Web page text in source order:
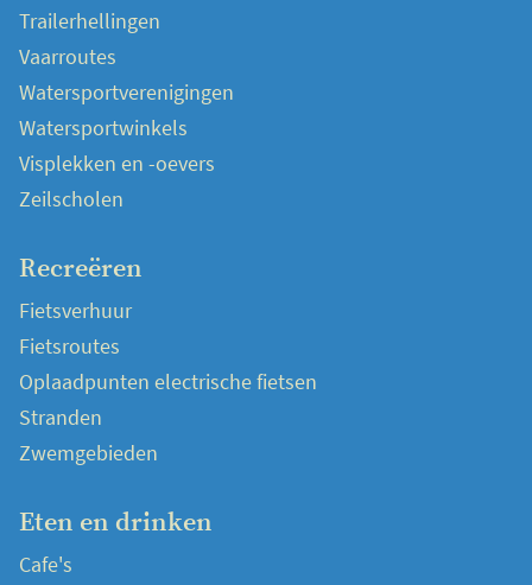
Trailerhellingen
Vaarroutes
Watersportverenigingen
Watersportwinkels
Visplekken en -oevers
Zeilscholen
Recreëren
Fietsverhuur
Fietsroutes
Oplaadpunten electrische fietsen
Stranden
Zwemgebieden
Eten en drinken
Cafe's